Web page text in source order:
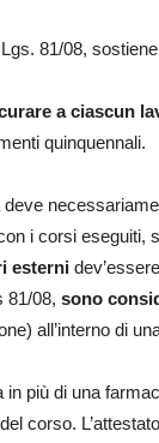
81/08,
a ciascun
quinquennali.
i corsi eseguiti,
esterni
81/08, sono
all’interno di
più di una
corso.